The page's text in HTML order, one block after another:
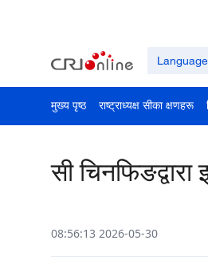
Language
मुख्य पृष्ठ राष्ट्राध्यक्ष सीका क्षणहरू
सी
08:56:13 2026-05-30